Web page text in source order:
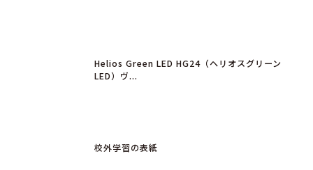
Helios Green LED HG24（ヘリオスグリーン
LED）ヴ...
校外学習の表紙